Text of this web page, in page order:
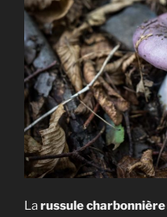
] »
Larussule charbonnière